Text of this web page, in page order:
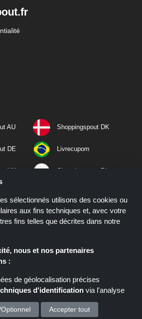
AU Shoppingspout DK
DE Livrecupom
UK Shoppingspout PL
NL Shoppingspout SE
PT
sélectionnés utilisons des cookies ou
aux fins techniques et, avec votre
fins telles que décrites dans notre
nous et nos partenaires
:
de géolocalisation précises
d'identification via l'analyse
à des informations sur un appareil
Accepter tout